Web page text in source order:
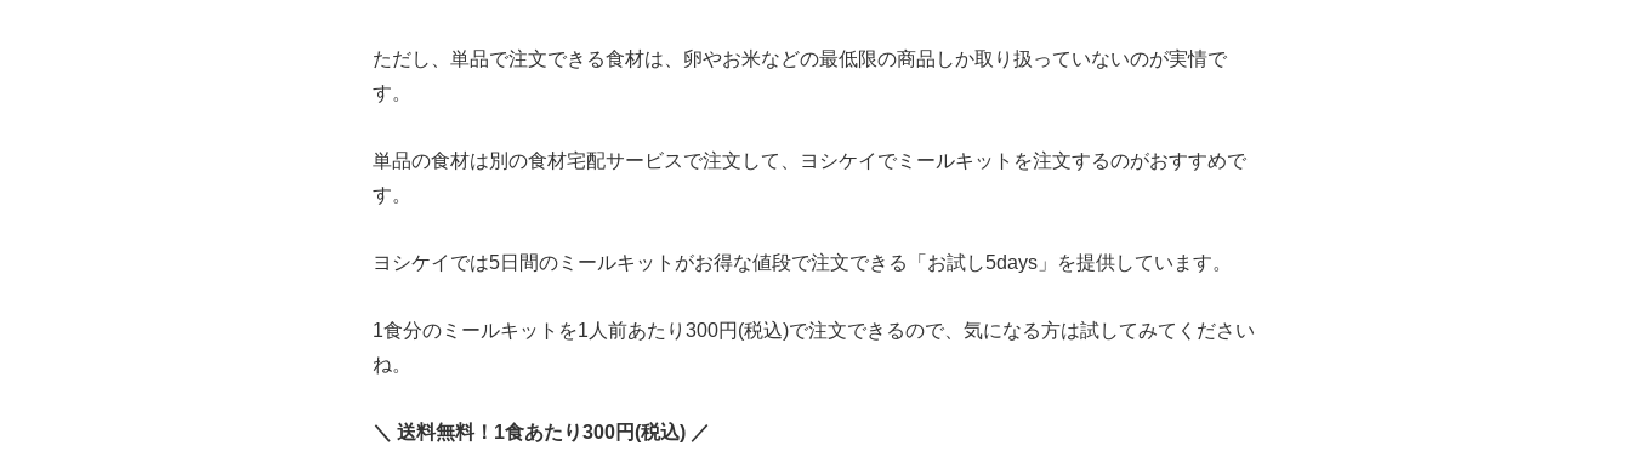
ただし、単品で注文できる食材は、 卵やお米などの最低限の商品しか取り扱っていないのが実情で
す。
単品の食材は別の食材宅配サービスで注文して、ヨシケイでミールキットを注文するのがおすすめで
す。
ヨシケイでは5日間のミールキットがお得な値段で注文できる「お試し5days」を提供しています。
1食分のミールキットを1人前あたり300円(税込)で注文できるので、気になる方は試してみてください
ね。
＼ 送料無料！1食あたり300円(税込) ／